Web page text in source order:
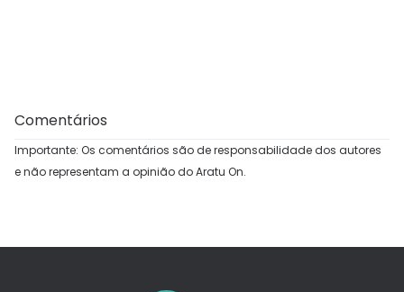
Comentários
Importante: Os comentários são de responsabilidade dos autores
e não representam a opinião do Aratu On.